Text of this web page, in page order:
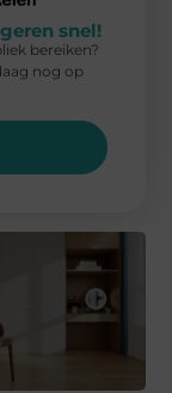
snel!
bereiken?
nog op